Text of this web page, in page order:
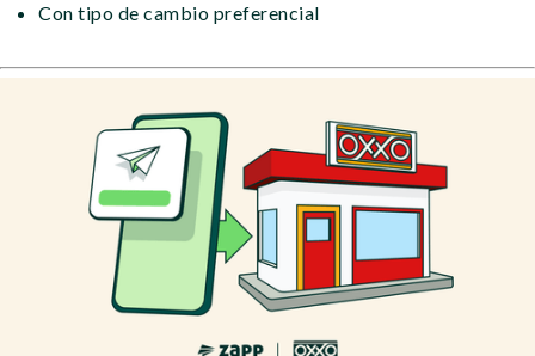
Con tipo de cambio preferencial